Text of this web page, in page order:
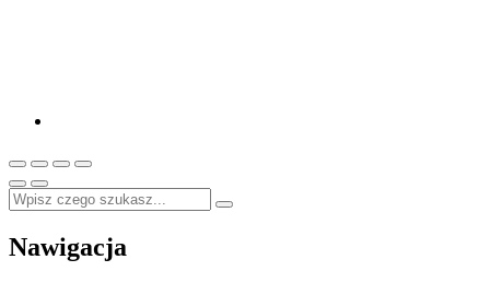
Nawigacja